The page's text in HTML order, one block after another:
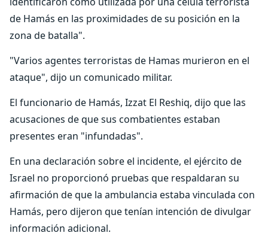
de Hamás en las proximidades de su posición en la
zona de batalla".
"Varios agentes terroristas de Hamas murieron en el
ataque", dijo un comunicado militar.
El funcionario de Hamás, Izzat El Reshiq, dijo que las
acusaciones de que sus combatientes estaban
presentes eran "infundadas".
En una declaración sobre el incidente, el ejército de
Israel no proporcionó pruebas que respaldaran su
afirmación de que la ambulancia estaba vinculada con
Hamás, pero dijeron que tenían intención de divulgar
información adicional.